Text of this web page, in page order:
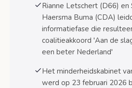
Waarom werd
minderheidskabinet
Praktische gevolgen van
minderheidskabinet
uitgebreider
Rianne Letschert (D66) en
Haersma Buma (CDA)
informatiefase die
coalitieakkoord 'Aan de
een beter Nederland'
Het minderheidskabinet
werd op 23 februari 2026